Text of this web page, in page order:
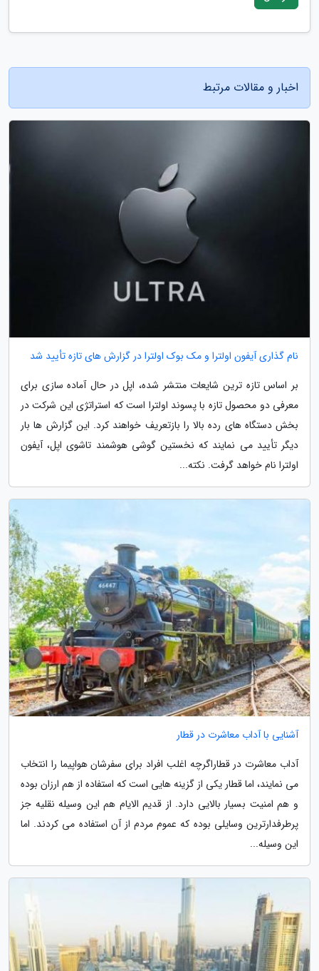
اخبار و مقالات مرتبط
نام گذاری آیفون اولترا و مک بوک اولترا در گزارش های تازه تأیید شد
بر اساس تازه ترین شایعات منتشر شده، اپل در حال آماده سازی برای
معرفی دو محصول تازه با پسوند اولترا است که استراتژی این شرکت در
بخش دستگاه های رده بالا را بازتعریف خواهند کرد. این گزارش ها بار
دیگر تأیید می نمایند که نخستین گوشی هوشمند تاشوی اپل، آیفون
اولترا نام خواهد گرفت. نکته...
آشنایی با آداب معاشرت در قطار
آداب معاشرت در قطاراگرچه اغلب افراد برای سفرشان هواپیما را انتخاب
می نمایند، اما قطار یکی از گزینه هایی است که استفاده از هم ارزان بوده
و هم امنیت بسیار بالایی دارد. از قدیم الایام هم این وسیله نقلیه جز
پرطرفدارترین وسایلی بوده که عموم مردم از آن استفاده می کردند. اما
این وسیله...